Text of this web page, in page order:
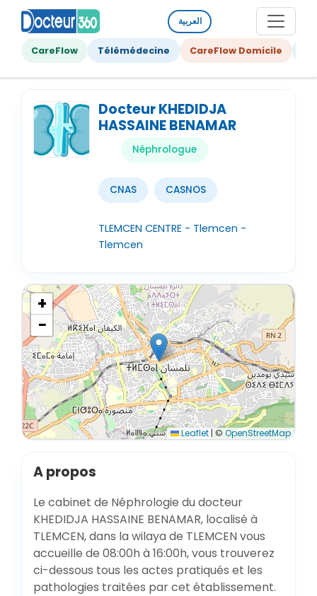
العربية
CareFlow Télémédecine CareFlow Domicile
Docteur KHEDIDJA
HASSAINE BENAMAR
Néphrologue
CNAS CASNOS
TLEMCEN CENTRE - Tlemcen -
Tlemcen
+
−
Leaflet | © OpenStreetMap
A propos
Le cabinet de Néphrologie du docteur
KHEDIDJA HASSAINE BENAMAR, localisé à
TLEMCEN, dans la wilaya de TLEMCEN vous
accueille de 08:00h à 16:00h, vous trouverez
ci-dessous tous les actes pratiqués et les
pathologies traitées par cet établissement.